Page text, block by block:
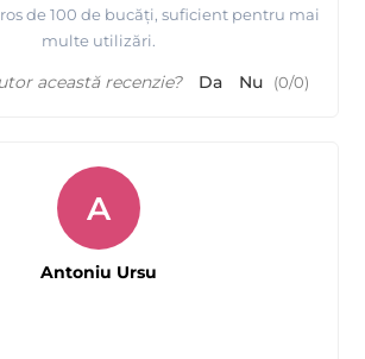
de 100 de bucăți, suficient pentru mai
multe utilizări.
această recenzie? Da Nu (0/0)
A
Antoniu Ursu